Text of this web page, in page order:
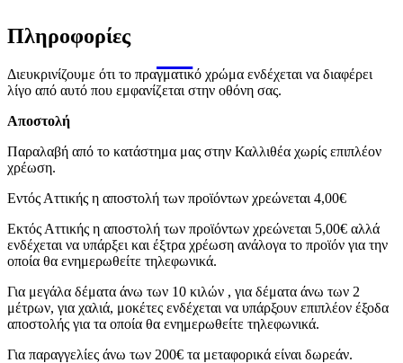
Πληροφορίες
Διευκρινίζουμε ότι το πραγματικό χρώμα ενδέχεται να διαφέρει
λίγο από αυτό που εμφανίζεται στην οθόνη σας.
Αποστολή
Παραλαβή από το κατάστημα μας στην Καλλιθέα χωρίς επιπλέον
χρέωση.
Εντός Αττικής η αποστολή των προϊόντων χρεώνεται 4,00€
Εκτός Αττικής η αποστολή των προϊόντων χρεώνεται 5,00€ αλλά
ενδέχεται να υπάρξει και έξτρα χρέωση ανάλογα το προϊόν για την
οποία θα ενημερωθείτε τηλεφωνικά.
Για μεγάλα δέματα άνω των 10 κιλών , για δέματα άνω των 2
μέτρων, για χαλιά, μοκέτες ενδέχεται να υπάρξουν επιπλέον έξοδα
αποστολής για τα οποία θα ενημερωθείτε τηλεφωνικά.
Για παραγγελίες άνω των 200€ τα μεταφορικά είναι δωρεάν.